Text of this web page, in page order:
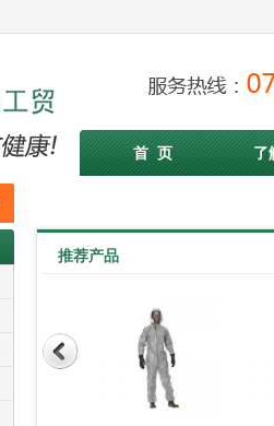
首 页 了
推荐产品